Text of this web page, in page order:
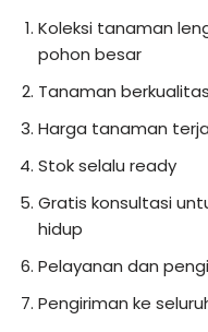
Koleksi tanaman
pohon besar
Tanaman berkualitas
Harga tanaman
Stok selalu ready
Gratis konsultasi
hidup
Pelayanan dan
Pengiriman ke